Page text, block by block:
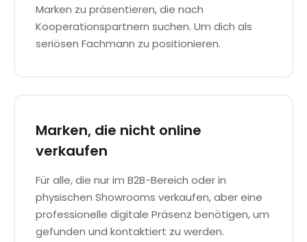
Marken zu präsentieren, die nach
Kooperationspartnern suchen. Um dich als
seriösen Fachmann zu positionieren.
Marken, die nicht online
verkaufen
Für alle, die nur im B2B-Bereich oder in
physischen Showrooms verkaufen, aber eine
professionelle digitale Präsenz benötigen, um
gefunden und kontaktiert zu werden.